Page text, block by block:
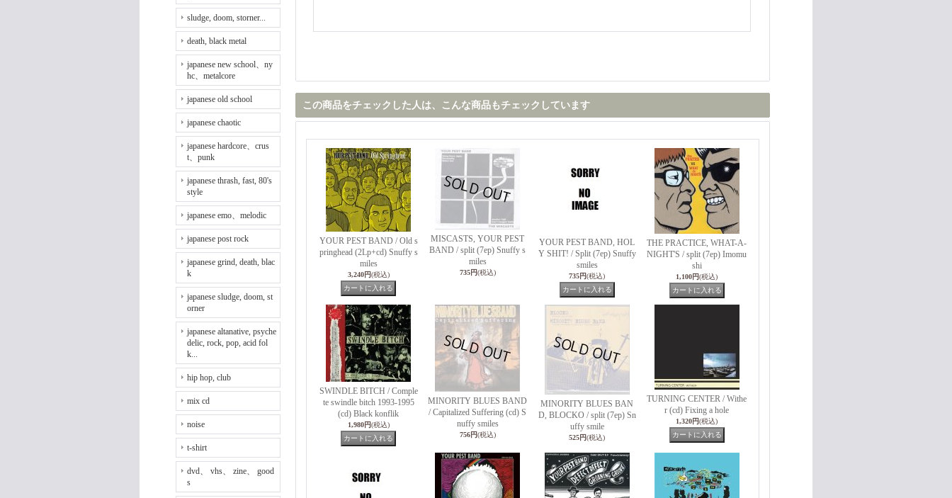
sludge, doom, storner...
death, black metal
japanese new school、ny
hc、metalcore
japanese old school
japanese chaotic
japanese hardcore、crus
t、punk
japanese thrash, fast, 80's
style
japanese emo、melodic
japanese post rock
japanese grind, death, blac
k
japanese sludge, doom, st
orner
japanese altanative, psyche
delic, rock, pop, acid fol
k...
hip hop, club
mix cd
noise
t-shirt
dvd、 vhs、 zine、 good
s
この商品をチェックした人は、こんな商品もチェックしています
YOUR PEST BAND / Old s
pringhead (2Lp+cd) Snuffy s
miles
3,240円(税込)
MISCASTS, YOUR PEST
BAND / split (7ep) Snuffy s
miles
735円(税込)
YOUR PEST BAND, HOL
Y SHIT! / Split (7ep) Snuffy
smiles
735円(税込)
THE PRACTICE, WHAT-A-
NIGHT'S / split (7ep) Imomu
shi
1,100円(税込)
SWINDLE BITCH / Comple
te swindle bitch 1993-1995
(cd) Black konflik
1,980円(税込)
MINORITY BLUES BAND
/ Capitalized Suffering (cd) S
nuffy smiles
756円(税込)
MINORITY BLUES BAN
D, BLOCKO / split (7ep) Sn
uffy smile
525円(税込)
TURNING CENTER / Withe
r (cd) Fixing a hole
1,320円(税込)